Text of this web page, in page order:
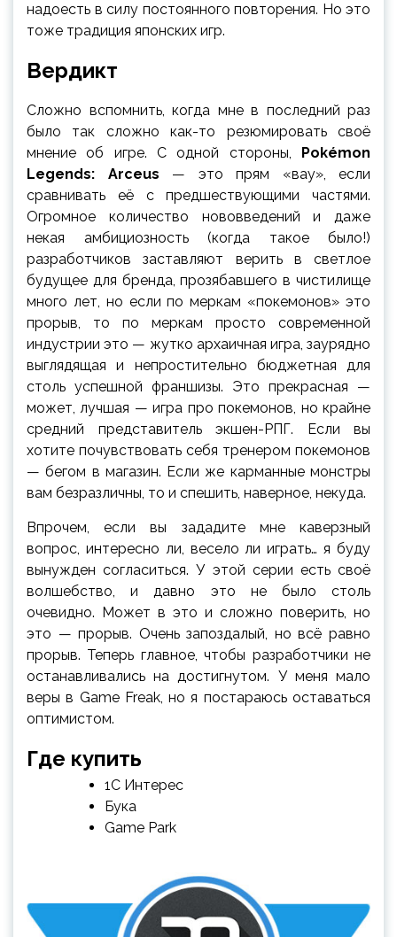
надоесть в силу постоянного повторения. Но это
тоже традиция японских игр.
Вердикт
Сложно вспомнить, когда мне в последний раз
было так сложно как-то резюмировать своё
мнение об игре. С одной стороны, Pokémon
Legends: Arceus — это прям «вау», если
сравнивать её с предшествующими частями.
Огромное количество нововведений и даже
некая амбициозность (когда такое было!)
разработчиков заставляют верить в светлое
будущее для бренда, прозябавшего в чистилище
много лет, но если по меркам «покемонов» это
прорыв, то по меркам просто современной
индустрии это — жутко архаичная игра, заурядно
выглядящая и непростительно бюджетная для
столь успешной франшизы. Это прекрасная —
может, лучшая — игра про покемонов, но крайне
средний представитель экшен-РПГ. Если вы
хотите почувствовать себя тренером покемонов
— бегом в магазин. Если же карманные монстры
вам безразличны, то и спешить, наверное, некуда.
Впрочем, если вы зададите мне каверзный
вопрос, интересно ли, весело ли играть… я буду
вынужден согласиться. У этой серии есть своё
волшебство, и давно это не было столь
очевидно. Может в это и сложно поверить, но
это — прорыв. Очень запоздалый, но всё равно
прорыв. Теперь главное, чтобы разработчики не
останавливались на достигнутом. У меня мало
веры в Game Freak, но я постараюсь оставаться
оптимистом.
Где купить
1С Интерес
Бука
Game Park